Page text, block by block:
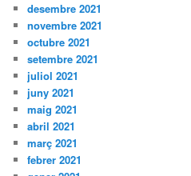
desembre 2021
novembre 2021
octubre 2021
setembre 2021
juliol 2021
juny 2021
maig 2021
abril 2021
març 2021
febrer 2021